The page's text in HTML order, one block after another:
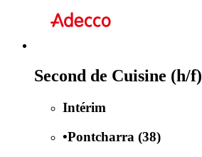
Second de Cuisine (h/f)
Intérim
•Pontcharra (38)